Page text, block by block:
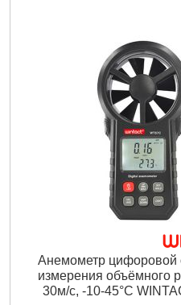
Анемометр цифоровой
измерения объёмного
30м/с, -10-45°C